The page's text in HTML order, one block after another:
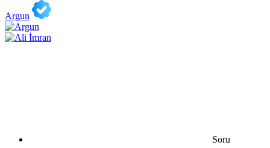
Argun
Soru